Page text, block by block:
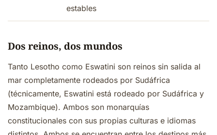
estables
Dos reinos, dos mundos
Tanto Lesotho como Eswatini son reinos sin salida al
mar completamente rodeados por Sudáfrica
(técnicamente, Eswatini está rodeado por Sudáfrica y
Mozambique). Ambos son monarquías
constitucionales con sus propias culturas e idiomas